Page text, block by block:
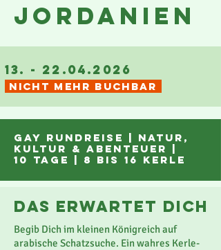
jordanien
13. - 22.04.2026
NICHT MEHR BUCHBAR
gay rundreise | NATUR,
Kultur & ABENTEUER |
10 tage | 8 bis 16 Kerle
das erwartet dich
Begib Dich im kleinen Königreich auf
arabische Schatzsuche. Ein wahres Kerle-